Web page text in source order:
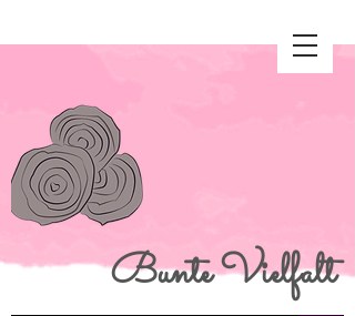
BunteVielfalt